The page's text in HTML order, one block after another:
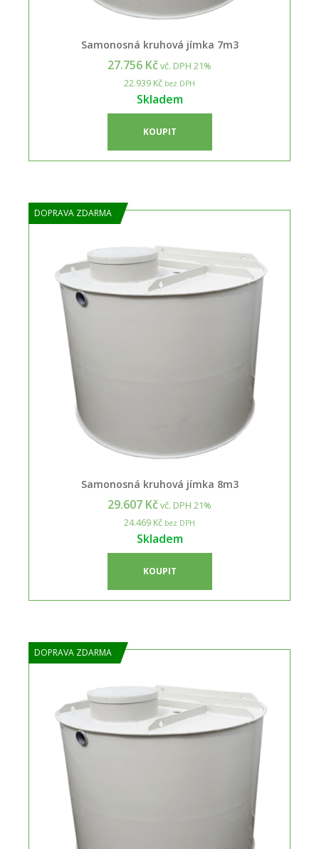
Samonosná kruhová jímka 7m3
27.756 Kčvč. DPH 21%
22.939 Kč bez DPH
Skladem
KOUPIT
DOPRAVA ZDARMA
Samonosná kruhová jímka 8m3
29.607 Kčvč. DPH 21%
24.469 Kč bez DPH
Skladem
KOUPIT
DOPRAVA ZDARMA